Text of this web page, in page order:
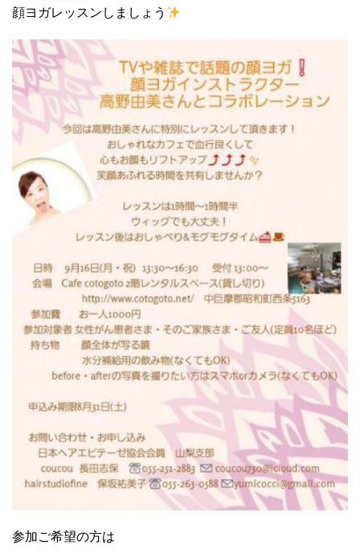
顔ヨガレッスンしましょう
参加ご希望の方は